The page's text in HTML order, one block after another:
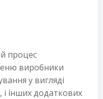
процес
виробники
у вигляді
і інших додаткових